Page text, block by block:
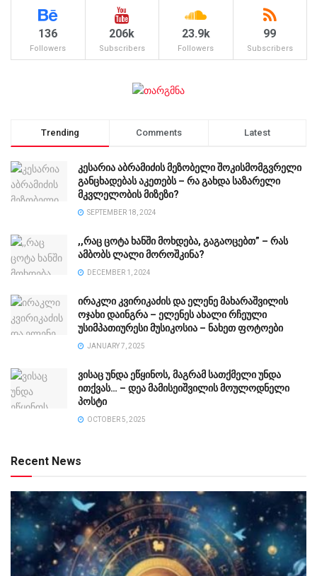
136
Followers
206k
Subscribers
23.9k
Followers
99
Subscribers
Trending Comments Latest
კესარია აბრამიძის მეზობელი შოკისმომგვრელი
განცხადებას აკეთებს – რა გახდა საზარელი
მკვლელობის მიზეზი?
SEPTEMBER 18, 2024
,,რაც ცოტა ხანში მოხდება, გაგაოცებთ” – რას
ამბობს ლალი მოროშკინა?
DECEMBER 1, 2024
ირაკლი კვირიკაძის და ელენე მახარაშვილის
ოჯახი დაინგრა – ელენეს ახალი რჩეული
უსიმპათიურესი მუსიკოსია – ნახეთ ფოტოები
JANUARY 7, 2025
ვისაც უნდა ეწყინოს, მაგრამ სათქმელი უნდა
ითქვას… – დეა მამისეიშვილის მოულოდნელი
პოსტი
OCTOBER 5, 2025
Recent News